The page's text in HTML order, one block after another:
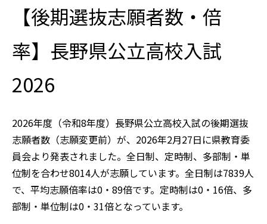
【後期選抜志願者数・倍
率】長野県公立高校入試
2026
2026年度（令和8年度）長野県公立高校入試の後期選抜
志願者数（志願変更前）が、2026年2月27日に県教育委
員会より発表されました。全日制、定時制、多部制・単
位制を合わせ8014人が志願しています。全日制は7839人
で、平均志願倍率は0・89倍です。定時制は0・16倍、多
部制・単位制は0・31倍となっています。